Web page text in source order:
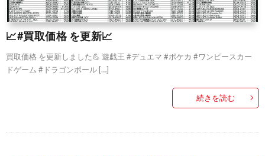
📈#買取価格 を更新📈
買取価格 を更新しました💪 遊戯王 #デュエマ #ポケカ #ワンピースカー
ドゲーム #ドラゴンボール […]
続きを読む